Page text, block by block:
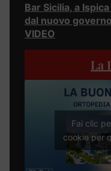
Bar Sicilia, a
dal nuovo
VIDEO
La
Fai clic
cookie per